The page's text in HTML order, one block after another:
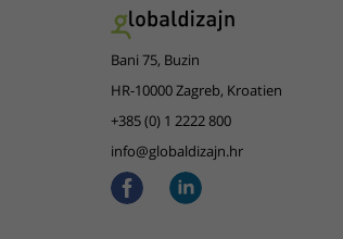
Bani 75, Buzin
HR-10000 Zagreb, Kroatien
+385 (0) 1 2222 800
info@globaldizajn.hr